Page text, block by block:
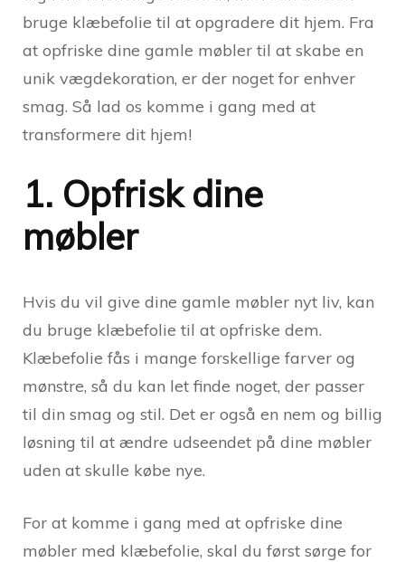
bruge klæbefolie til at opgradere dit hjem. Fra
at opfriske dine gamle møbler til at skabe en
unik vægdekoration, er der noget for enhver
smag. Så lad os komme i gang med at
transformere dit hjem!
1. Opfrisk dine
møbler
Hvis du vil give dine gamle møbler nyt liv, kan
du bruge klæbefolie til at opfriske dem.
Klæbefolie fås i mange forskellige farver og
mønstre, så du kan let finde noget, der passer
til din smag og stil. Det er også en nem og billig
løsning til at ændre udseendet på dine møbler
uden at skulle købe nye.
For at komme i gang med at opfriske dine
møbler med klæbefolie, skal du først sørge for